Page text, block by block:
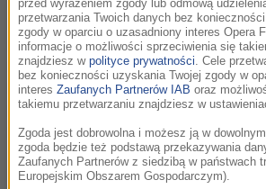
nagrodzonego w 2003 roku Oscarem za
oryginalny obraz Porozmawiaj z
sprawdzonego składu aktorskiego,
stawia na znane z jego filmów
zobaczymy między innymi Penélope
czy Javier Cámara. Światowa premiera
Zwariowana komediaPrzelotni
przed wyrażeniem zgody lub odmową
przetwarzania Twoich danych bez
zgody w oparciu o uzasadniony interes Opera
informacje o możliwości sprzeciwienia się
znajdziesz w polityce prywatności . Cele
bez konieczności uzyskania Twojej zgody w
interes Zaufanych Partnerów IAB oraz
takiemu przetwarzaniu znajdziesz w
Zgoda jest dobrowolna i możesz ją w
zgoda będzie też podstawą przekazywania
Zaufanych Partnerów z siedzibą w państwach
Europejskim Obszarem Gospodarczym).